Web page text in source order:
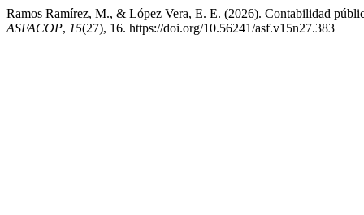
Ramos Ramírez, M., & López Vera, E. E. (2026). Contabilidad
ASFACOP, 15(27), 16. https://doi.org/10.56241/asf.v15n27.383